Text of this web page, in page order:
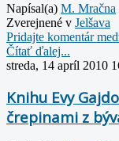
Napísal(a) M. Mračna
Zverejnené v Jelšava
Pridajte komentár
Čítať ďalej...
streda, 14 apríl 2010
Knihu Evy
črepinami z